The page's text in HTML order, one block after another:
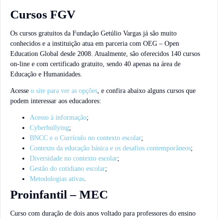
Cursos FGV
Os cursos gratuitos da Fundação Getúlio Vargas já são muito
conhecidos e a instituição atua em parceria com OEG – Open
Education Global desde 2008. Atualmente, são oferecidos 140 cursos
on-line e com certificado gratuito, sendo 40 apenas na área de
Educação e Humanidades.
Acesse o site para ver as opções , e confira abaixo alguns cursos que
podem interessar aos educadores:
Acesso à informação;
Cyberbullying;
BNCC e o Currículo no contexto escolar;
Contexto da educação básica e os desafios contemporâneos;
Diversidade no contexto escolar;
Gestão do cotidiano escolar;
Metodologias ativas
Proinfantil – MEC
Curso com duração de dois anos voltado para professores do ensino